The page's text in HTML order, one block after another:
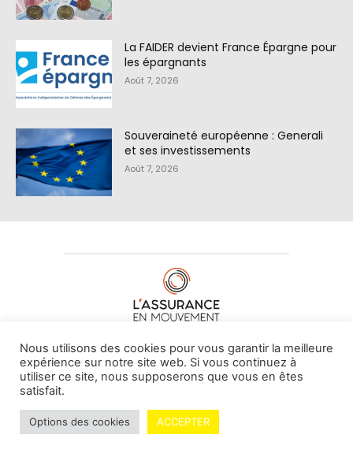
La FAIDER devient France Épargne pour
les épargnants
Août 7, 2026
Souveraineté européenne : Generali
et ses investissements
Août 7, 2026
À PROPOS DE NOUS•CONTACT
© L'assurance en mouvement -By Vovoxx Média
Mentions légales Contributeurs
Nous utilisons des cookies pour vous garantir la meilleure
expérience sur notre site web. Si vous continuez à
utiliser ce site, nous supposerons que vous en êtes
satisfait.
Options des cookies ACCEPTER